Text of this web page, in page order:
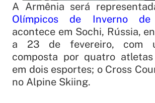
A Armênia será
Olímpicos de Inverno de
acontece em Sochi, Rússia,
a 23 de fevereiro, com
composta por quatro
em dois esportes; o Cross
no Alpine Skiing.